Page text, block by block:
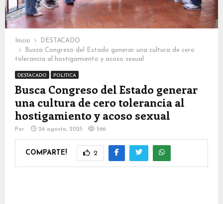
Inicio
DESTACADO
Busca Congreso del Estado generar una cultura de cero
tolerancia al hostigamiento y acoso sexual
DESTACADO POLITICA
Busca Congreso del Estado generar
una cultura de cero tolerancia al
hostigamiento y acoso sexual
Por 26 agosto, 2025 566
COMPARTE! 2